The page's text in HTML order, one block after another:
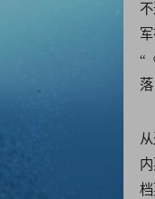
“
档